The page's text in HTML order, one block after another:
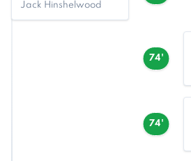
Jack Hinshelwood
74'
74'